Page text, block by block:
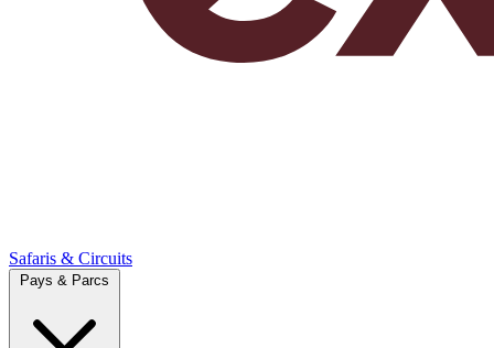
Safaris & Circuits